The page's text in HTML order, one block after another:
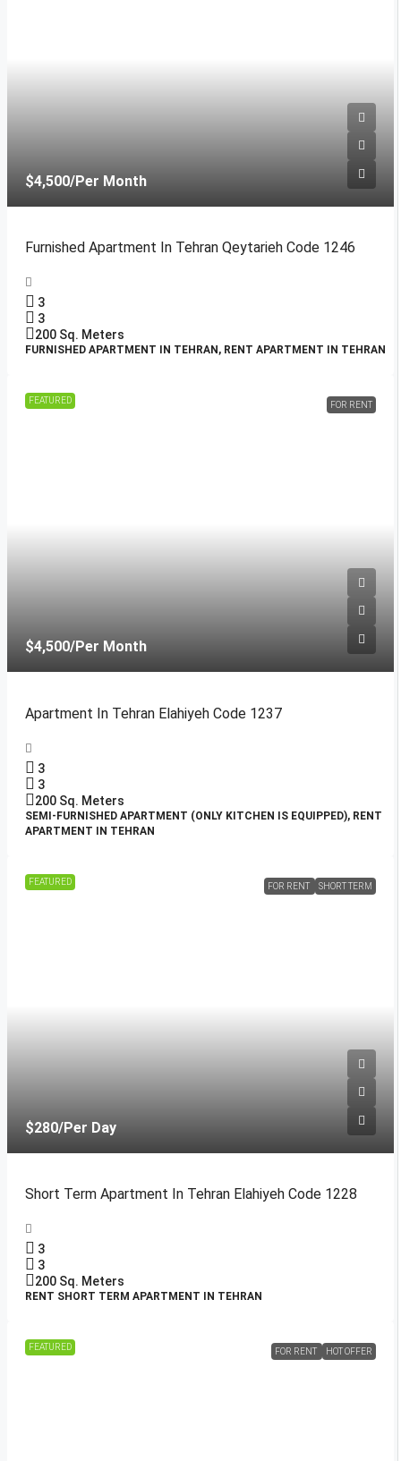
$4,500/Per Month
Furnished Apartment In Tehran Qeytarieh Code 1246
3
3
200 Sq. Meters
FURNISHED APARTMENT IN TEHRAN, RENT APARTMENT IN TEHRAN
FEATURED FOR RENT
$4,500/Per Month
Apartment In Tehran Elahiyeh Code 1237
3
3
200 Sq. Meters
SEMI-FURNISHED APARTMENT (ONLY KITCHEN IS EQUIPPED), RENT
APARTMENT IN TEHRAN
FEATURED FOR RENT SHORT TERM
$280/Per Day
Short Term Apartment In Tehran Elahiyeh Code 1228
3
3
200 Sq. Meters
RENT SHORT TERM APARTMENT IN TEHRAN
FEATURED FOR RENT HOT OFFER